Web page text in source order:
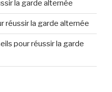
la garde alternée
réussir la garde alternée
pour réussir la garde